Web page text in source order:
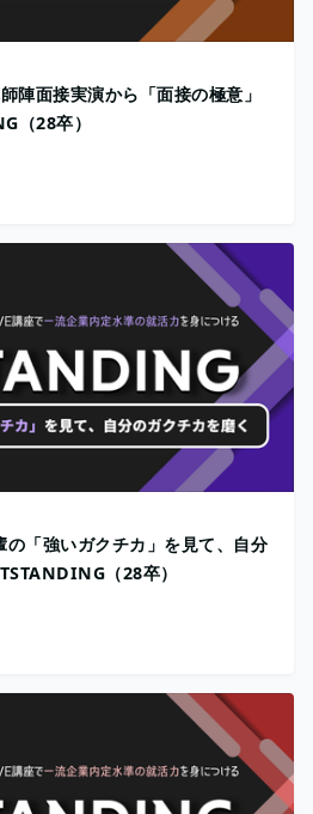
陣面接実演から「面接の極意」
（28卒）
の「強いガクチカ」を見て、自分
（28卒）